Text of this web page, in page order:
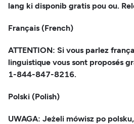
lang ki disponib gratis pou ou.
Français (French)
ATTENTION: Si vous parlez
linguistique vous sont proposés
1-844-847-8216.
Polski (Polish)
UWAGA: Jeżeli mówisz po